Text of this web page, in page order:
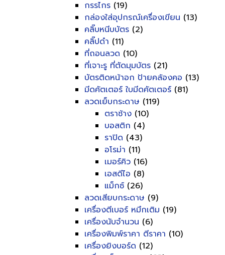
กรรไกร (19)
กล่องใส่อุปกรณ์เครื่องเขียน (13)
คลิ๊บหนีบบัตร (2)
คลิ๊ปดำ (11)
ที่ถอนลวด (10)
ที่เจาะรู ที่ตัดมุมบัตร (21)
บัตรติดหน้าอก ป้ายคล้องคอ (13)
มีดคัตเตอร์ ใบมีดคัตเตอร์ (81)
ลวดเย็บกระดาษ (119)
ตราช้าง (10)
บอสติก (4)
ราปิด (43)
อโรม่า (11)
เมอร์คิว (16)
เอสดีไอ (8)
แม็กซ์ (26)
ลวดเสียบกระดาษ (9)
เครื่องตีเบอร์ หมึกเติม (19)
เครื่องนับจำนวน (6)
เครื่องพิมพ์ราคา ตีราคา (10)
เครื่องยิงบอร์ด (12)